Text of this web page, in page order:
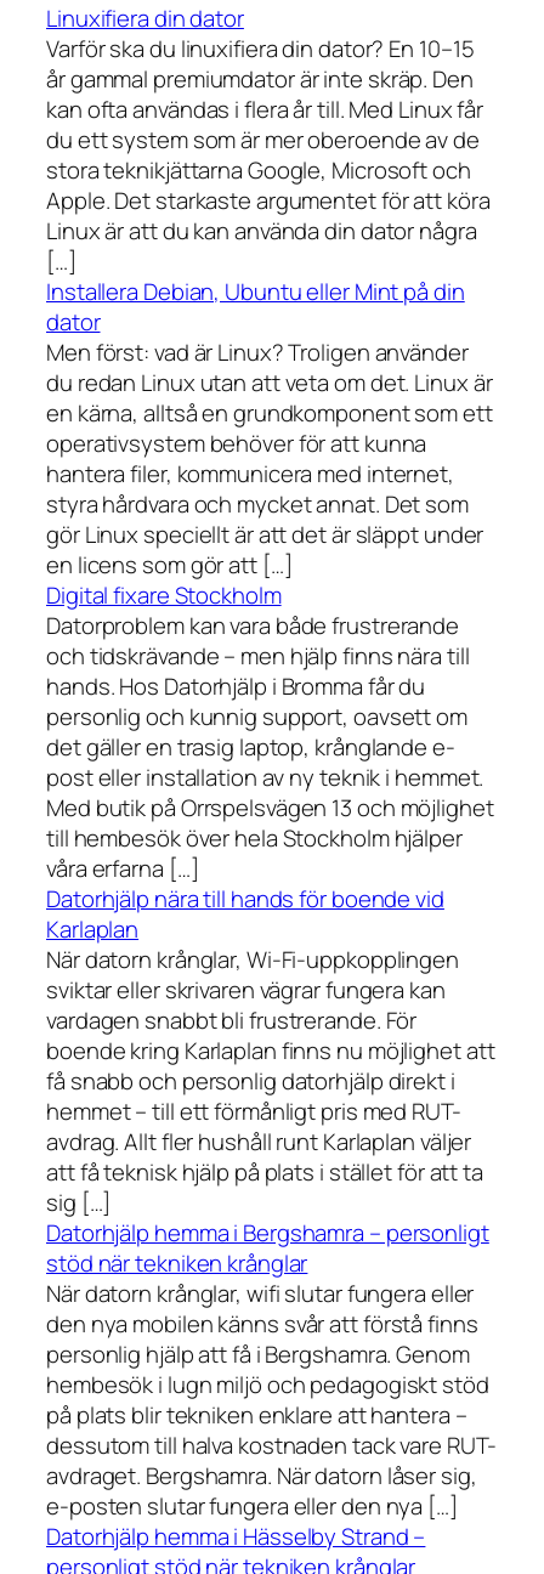
Linuxifiera din dator
Varför ska du linuxifiera din dator? En 10–15
år gammal premiumdator är inte skräp. Den
kan ofta användas i flera år till. Med Linux får
du ett system som är mer oberoende av de
stora teknikjättarna Google, Microsoft och
Apple. Det starkaste argumentet för att köra
Linux är att du kan använda din dator några
[…]
Installera Debian, Ubuntu eller Mint på din
dator
Men först: vad är Linux? Troligen använder
du redan Linux utan att veta om det. Linux är
en kärna, alltså en grundkomponent som ett
operativsystem behöver för att kunna
hantera filer, kommunicera med internet,
styra hårdvara och mycket annat. Det som
gör Linux speciellt är att det är släppt under
en licens som gör att […]
Digital fixare Stockholm
Datorproblem kan vara både frustrerande
och tidskrävande – men hjälp finns nära till
hands. Hos Datorhjälp i Bromma får du
personlig och kunnig support, oavsett om
det gäller en trasig laptop, krånglande e-
post eller installation av ny teknik i hemmet.
Med butik på Orrspelsvägen 13 och möjlighet
till hembesök över hela Stockholm hjälper
våra erfarna […]
Datorhjälp nära till hands för boende vid
Karlaplan
När datorn krånglar, Wi-Fi-uppkopplingen
sviktar eller skrivaren vägrar fungera kan
vardagen snabbt bli frustrerande. För
boende kring Karlaplan finns nu möjlighet att
få snabb och personlig datorhjälp direkt i
hemmet – till ett förmånligt pris med RUT-
avdrag. Allt fler hushåll runt Karlaplan väljer
att få teknisk hjälp på plats i stället för att ta
sig […]
Datorhjälp hemma i Bergshamra – personligt
stöd när tekniken krånglar
När datorn krånglar, wifi slutar fungera eller
den nya mobilen känns svår att förstå finns
personlig hjälp att få i Bergshamra. Genom
hembesök i lugn miljö och pedagogiskt stöd
på plats blir tekniken enklare att hantera –
dessutom till halva kostnaden tack vare RUT-
avdraget. Bergshamra. När datorn låser sig,
e-posten slutar fungera eller den nya […]
Datorhjälp hemma i Hässelby Strand –
personligt stöd när tekniken krånglar